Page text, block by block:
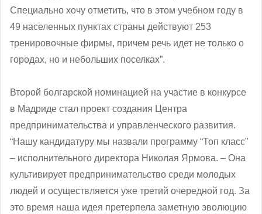
Специально хочу отметить, что в этом учебном году в
49 населенных пунктах страны действуют 253
тренировочные фирмы, причем речь идет не только о
городах, но и небольших поселках”.
Второй болгарской номинацией на участие в конкурсе
в Мадриде стал проект создания Центра
предпринимательства и управленческого развития.
“Нашу кандидатуру мы назвали программу “Топ класс”
– исполнительного директора Николая Ярмова. – Она
культивирует предпринимательство среди молодых
людей и осуществляется уже третий очередной год. За
это время наша идея претерпела заметную эволюцию